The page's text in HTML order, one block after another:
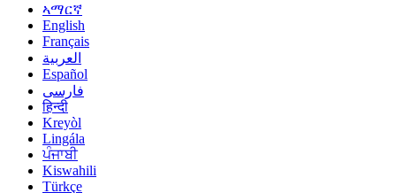
ኣማርኛ
English
Français
العربية
Español
فارسی
हिन्दी
Kreyòl
Lingála
ਪੰਜਾਬੀ
Kiswahili
Türkçe